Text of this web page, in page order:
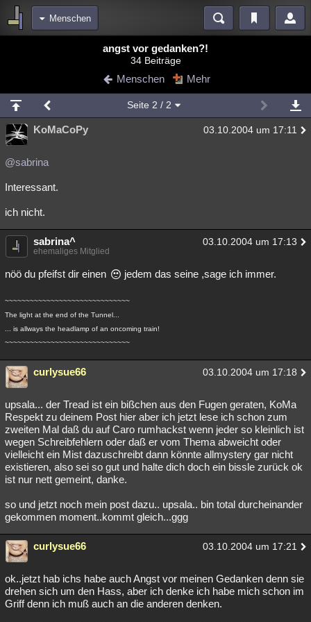
Menschen
Blogs
Chat Wiki Neuigkeiten
meine Rubriken
Menschen Wissenschaft Mystery Kriminalfälle
Spiritualität
Natur Umfragen
weitere Rubriken
Philosophie Träume Orte Esoterik Literatur
Astronomie Helpdesk
Besucht Teilgenommen Alle
angst vor gedanken?!
34 Beiträge
Menschen Mehr
Seite 2 / 2
KoMaCoPy 03.10.2004 um 17:11
@sabrina
Interessant.
ich nicht.
sabrina^ 03.10.2004 um 17:13
ehemaliges Mitglied
nöö du pfeifst dir einen jedem das seine ,sage ich immer.
~~~~~~~~~~~~~~~~~~~~~~~~~~~~~~
The light at the end of the Tunnel...
... is allways the headlamp of an oncoming train!
~~~~~~~~~~~~~~~~~~~~~~~~~~~~~~
curlysue66 03.10.2004 um 17:18
upsala... der Tread ist ein bißchen aus den Fugen geraten, KoMa
Respekt zu deinem Post hier aber ich jetzt lese ich schon zum
zweiten Mal daß du auf Caro rumhackst wenn jeder so kleinlich ist
wegen Schreibfehlern oder daß er vom Thema abweicht oder
vielleicht ein Mist dazuschreibt dann könnte allmystery gar nicht
existieren, also sei so gut und halte dich doch ein bissle zurück ok
ist nur nett gemeint, danke.
so und jetzt noch mein post dazu.. upsala.. bin total durcheinander
gekommen moment..kommt gleich...ggg
curlysue66 03.10.2004 um 17:21
ok..jetzt hab ichs habe auch Angst vor meinen Gedanken denn sie
drehen sich um den Hass, aber ich denke ich habe mich schon im
Griff denn ich muß auch an die anderen denken.